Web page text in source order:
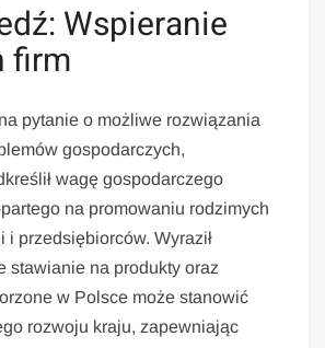
Wspieranie
firm
pytanie o możliwe rozwiązania
gospodarczych,
wagę gospodarczego
na promowaniu rodzimych
i przedsiębiorców. Wyraził
stawianie na produkty oraz
w Polsce może stanowić
rozwoju kraju, zapewniając